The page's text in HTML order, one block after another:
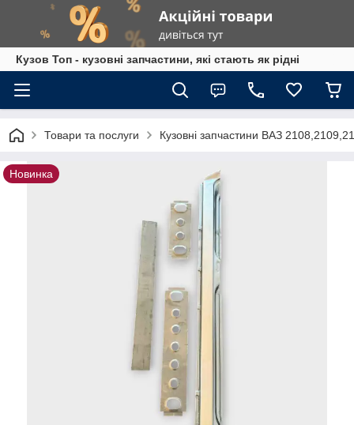
Кузов Топ - кузовні запчастини, які стають як рідні
Товари та послуги Кузовні запчастини ВАЗ
Новинка